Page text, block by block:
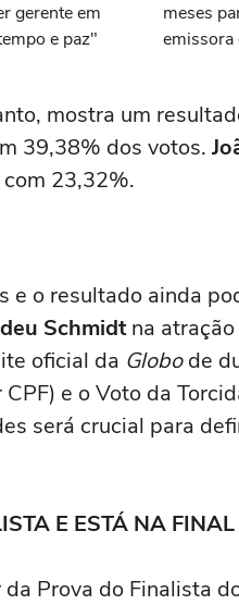
gerente em
e paz"
meses
emissora
mostra um
39,38% dos votos.
23,32%.
e o resultado ainda
Schmidtna atração
oficial da Globode
e o Voto da
será crucial para
E ESTÁ NA
Prova do Finalista